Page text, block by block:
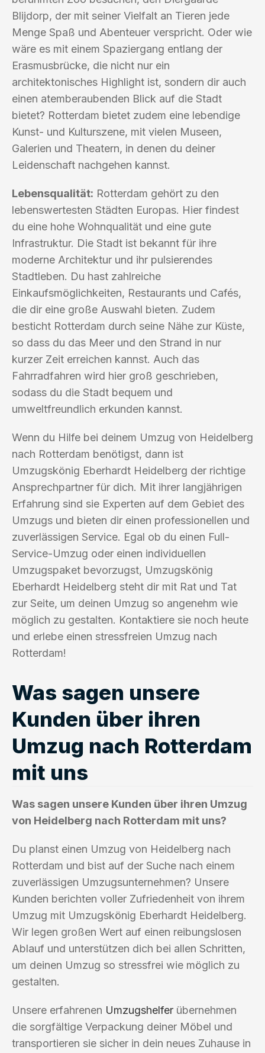
Blijdorp, der mit seiner Vielfalt an Tieren jede
Menge Spaß und Abenteuer verspricht. Oder wie
wäre es mit einem Spaziergang entlang der
Erasmusbrücke, die nicht nur ein
architektonisches Highlight ist, sondern dir auch
einen atemberaubenden Blick auf die Stadt
bietet? Rotterdam bietet zudem eine lebendige
Kunst- und Kulturszene, mit vielen Museen,
Galerien und Theatern, in denen du deiner
Leidenschaft nachgehen kannst.
Lebensqualität: Rotterdam gehört zu den
lebenswertesten Städten Europas. Hier findest
du eine hohe Wohnqualität und eine gute
Infrastruktur. Die Stadt ist bekannt für ihre
moderne Architektur und ihr pulsierendes
Stadtleben. Du hast zahlreiche
Einkaufsmöglichkeiten, Restaurants und Cafés,
die dir eine große Auswahl bieten. Zudem
besticht Rotterdam durch seine Nähe zur Küste,
so dass du das Meer und den Strand in nur
kurzer Zeit erreichen kannst. Auch das
Fahrradfahren wird hier groß geschrieben,
sodass du die Stadt bequem und
umweltfreundlich erkunden kannst.
Wenn du Hilfe bei deinem Umzug von Heidelberg
nach Rotterdam benötigst, dann ist
Umzugskönig Eberhardt Heidelberg der richtige
Ansprechpartner für dich. Mit ihrer langjährigen
Erfahrung sind sie Experten auf dem Gebiet des
Umzugs und bieten dir einen professionellen und
zuverlässigen Service. Egal ob du einen Full-
Service-Umzug oder einen individuellen
Umzugspaket bevorzugst, Umzugskönig
Eberhardt Heidelberg steht dir mit Rat und Tat
zur Seite, um deinen Umzug so angenehm wie
möglich zu gestalten. Kontaktiere sie noch heute
und erlebe einen stressfreien Umzug nach
Rotterdam!
Was sagen unsere
Kunden über ihren
Umzug nach Rotterdam
mit uns
Was sagen unsere Kunden über ihren Umzug
von Heidelberg nach Rotterdam mit uns?
Du planst einen Umzug von Heidelberg nach
Rotterdam und bist auf der Suche nach einem
zuverlässigen Umzugsunternehmen? Unsere
Kunden berichten voller Zufriedenheit von ihrem
Umzug mit Umzugskönig Eberhardt Heidelberg.
Wir legen großen Wert auf einen reibungslosen
Ablauf und unterstützen dich bei allen Schritten,
um deinen Umzug so stressfrei wie möglich zu
gestalten.
Unsere erfahrenen Umzugshelfer übernehmen
die sorgfältige Verpackung deiner Möbel und
transportieren sie sicher in dein neues Zuhause in